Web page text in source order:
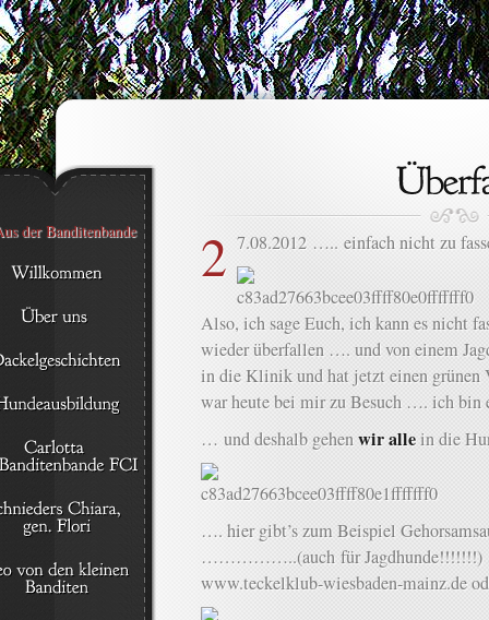
2 7.08.2012 ….. einfach nicht zu
Also, ich sage Euch, ich kann es nicht
wieder überfallen …. und von einem
in die Klinik und hat jetzt einen
war heute bei mir zu Besuch …. ich
… und deshalb gehenwir allein die
…. hier gibt’s zum Beispiel
……………..(auch für
www.teckelklub-wiesbaden-mainz.de